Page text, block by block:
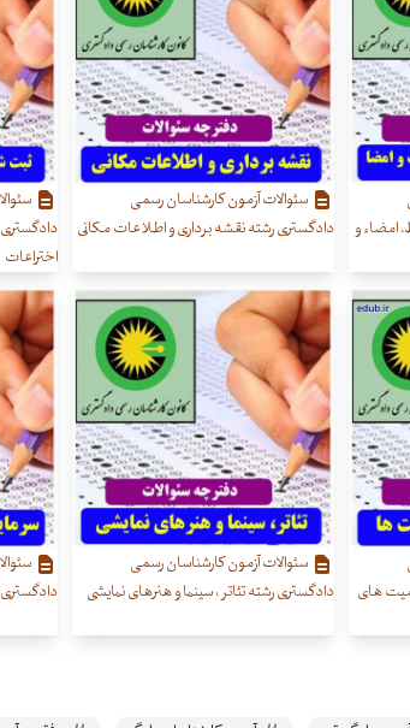
امضاء و
سئوالات آزمون کارشناسان رسمی
دادگستری رشته نقشه برداری و اطلاعات مکانی
دادگستری
اختراعات
های
سئوالات آزمون کارشناسان رسمی
دادگستری رشته تئاتر ، سینما و هنرهای نمایشی
دادگستری